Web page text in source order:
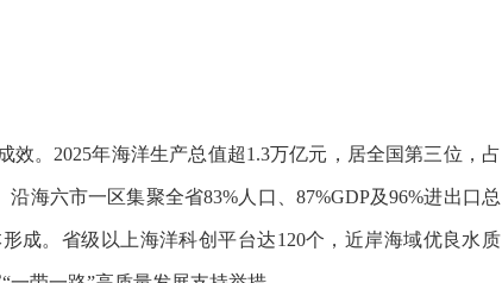
。2025年海洋生产总值超1.3万亿元，居全国第三位，占
海六市一区集聚全省83%人口、87%GDP及96%进出口总
成。省级以上海洋科创平台达120个，近岸海域优良水质